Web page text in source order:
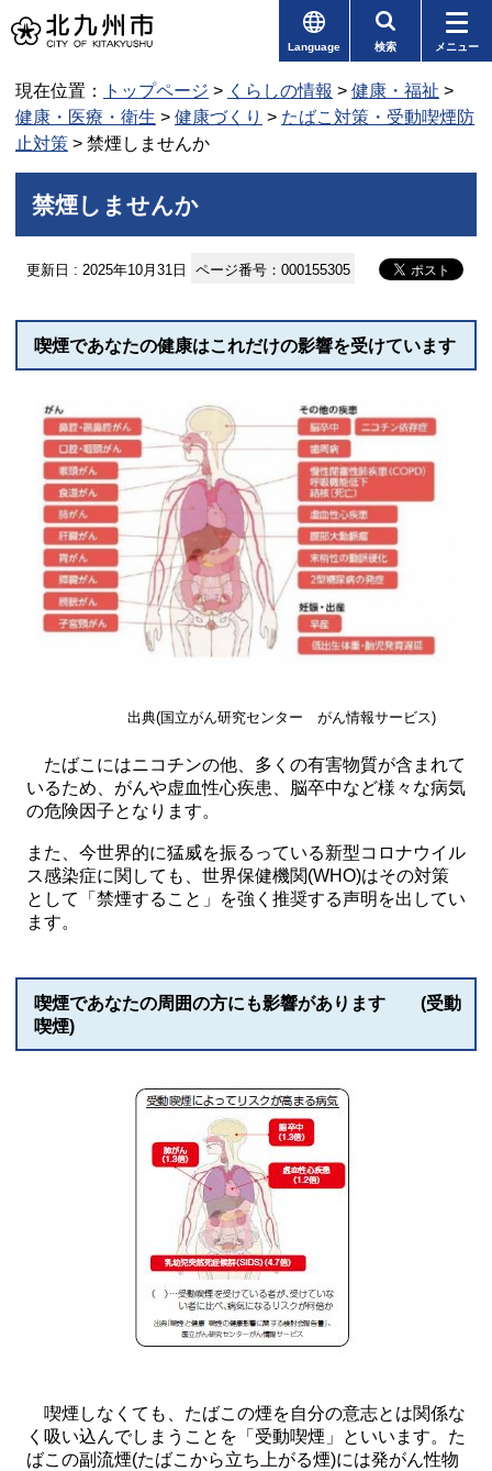
Language 検索 メニュー
現在位置： トップページ > くらしの情報 > 健康・福祉 >
健康・医療・衛生 > 健康づくり > たばこ対策・受動喫煙防
止対策 > 禁煙しませんか
禁煙しませんか
更新日 : 2025年10月31日 ページ番号：000155305
喫煙であなたの健康はこれだけの影響を受けています
出典(国立がん研究センター がん情報サービス)
たばこにはニコチンの他、多くの有害物質が含まれて
いるため、がんや虚血性心疾患、脳卒中など様々な病気
の危険因子となります。
また、今世界的に猛威を振るっている新型コロナウイル
ス感染症に関しても、世界保健機関(WHO)はその対策
として「禁煙すること」を強く推奨する声明を出してい
ます。
喫煙であなたの周囲の方にも影響があります (受動
喫煙)
喫煙しなくても、たばこの煙を自分の意志とは関係な
く吸い込んでしまうことを「受動喫煙」といいます。た
ばこの副流煙(たばこから立ち上がる煙)には発がん性物